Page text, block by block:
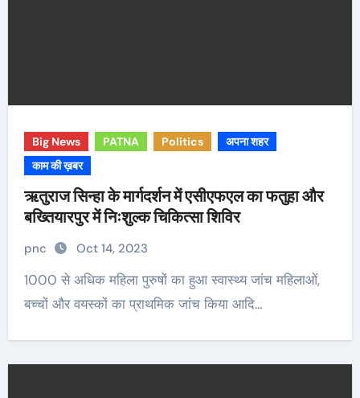
Big News PATNA Politics
अपना शहर
काम की ख़बर
ऋतुराज सिन्हा के मार्गदर्शन में एसीएफएल का फतुहा और
बख्तियारपुर में निःशुल्क चिकित्सा शिविर
pnc Oct 14, 2023
1000 से अधिक महिला पुरुषों का हुआ स्वास्थ्य जांच महिलाओं,
बच्चों और वयस्कों का प्राथमिक जांच किया आदि…